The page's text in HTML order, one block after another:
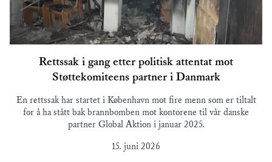
Rettssak i gang etter politisk attentat mot
Støttekomiteens partner i Danmark
En rettssak har startet i København mot fire menn som er tiltalt
for å ha stått bak brannbomben mot kontorene til vår danske
partner Global Aktion i januar 2025.
15. juni 2026